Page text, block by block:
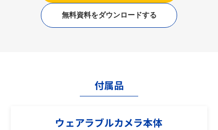
無料資料をダウンロードする
付属品
ウェアラブルカメラ本体